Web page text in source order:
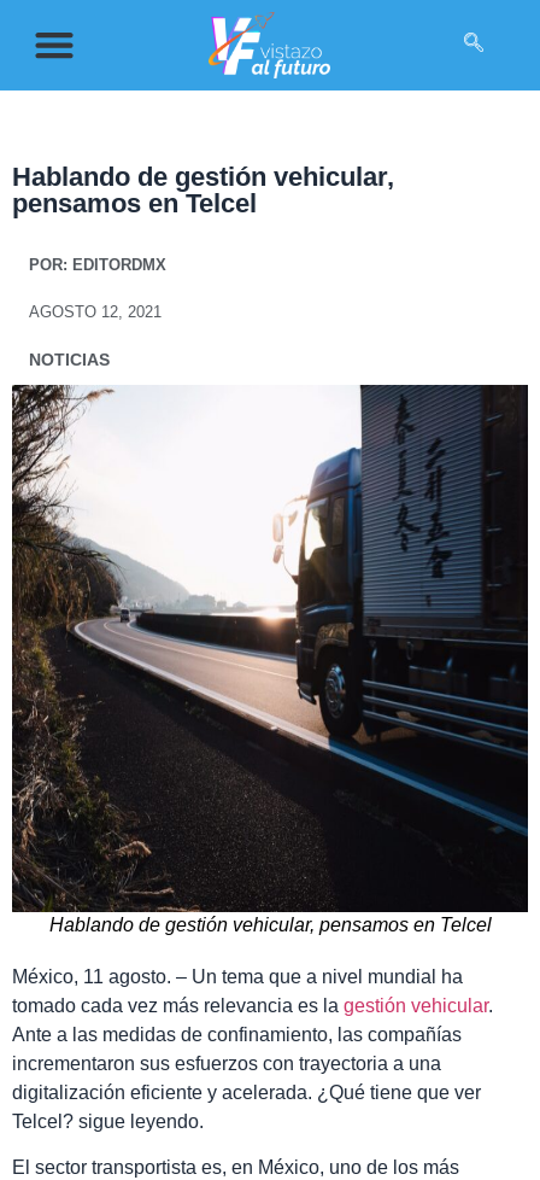
Hablando de gestión vehicular,
pensamos en Telcel
POR: EDITORDMX
AGOSTO 12, 2021
NOTICIAS
Hablando de gestión vehicular, pensamos en Telcel
México, 11 agosto. – Un tema que a nivel mundial ha
tomado cada vez más relevancia es la gestión vehicular.
Ante a las medidas de confinamiento, las compañías
incrementaron sus esfuerzos con trayectoria a una
digitalización eficiente y acelerada. ¿Qué tiene que ver
Telcel? sigue leyendo.
El sector transportista es, en México, uno de los más